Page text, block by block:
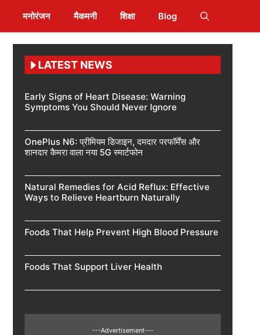
मनोरंजन मैकमनी शिक्षा Blog
LATEST NEWS
Early Signs of Heart Disease: Warning
Symptoms You Should Never Ignore
OnePlus N6: प्रीमियम डिजाइन, दमदार परफॉर्मेंस और
शानदार कैमरा वाला नया 5G स्मार्टफोन
Natural Remedies for Acid Reflux: Effective
Ways to Relieve Heartburn Naturally
Foods That Help Prevent High Blood Pressure
Foods That Support Liver Health
---Advertisement---